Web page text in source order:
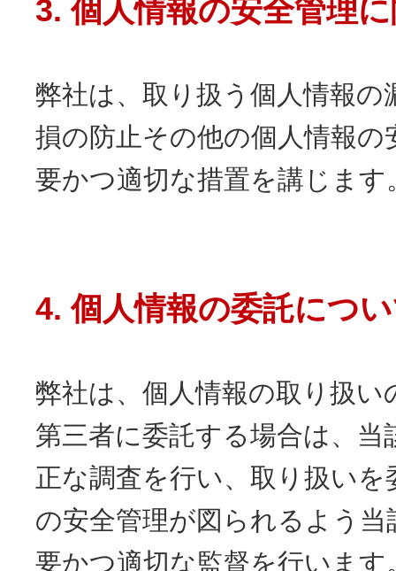
3. 個人情報の安全管理
弊社は、取り扱う個人情報の
損の防止その他の個人情報の
要かつ適切な措置を講じます
4. 個人情報の委託につ
弊社は、個人情報の取り扱
第三者に委託する場合は、当
正な調査を行い、取り扱い
の安全管理が図られるよう
要かつ適切な監督を行います